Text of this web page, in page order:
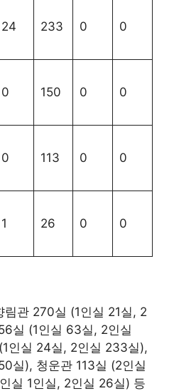
24 233 0 0
0 150 0 0
0 113 0 0
1 26 0 0
림관 270실 (1인실 21실, 2
실 (1인실 63실, 2인실
인실 24실, 2인실 233실),
실), 청운관 113실 (2인실
실 1인실, 2인실 26실) 등